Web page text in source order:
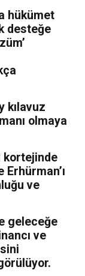
hükümet
desteğe
kılavuz
olmaya
kortejinde
ve
geleceğe
ve